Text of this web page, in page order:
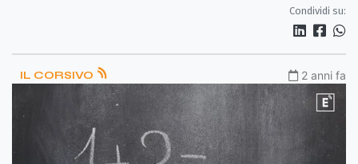
Condividi su:
IL CORSIVO 2 anni fa